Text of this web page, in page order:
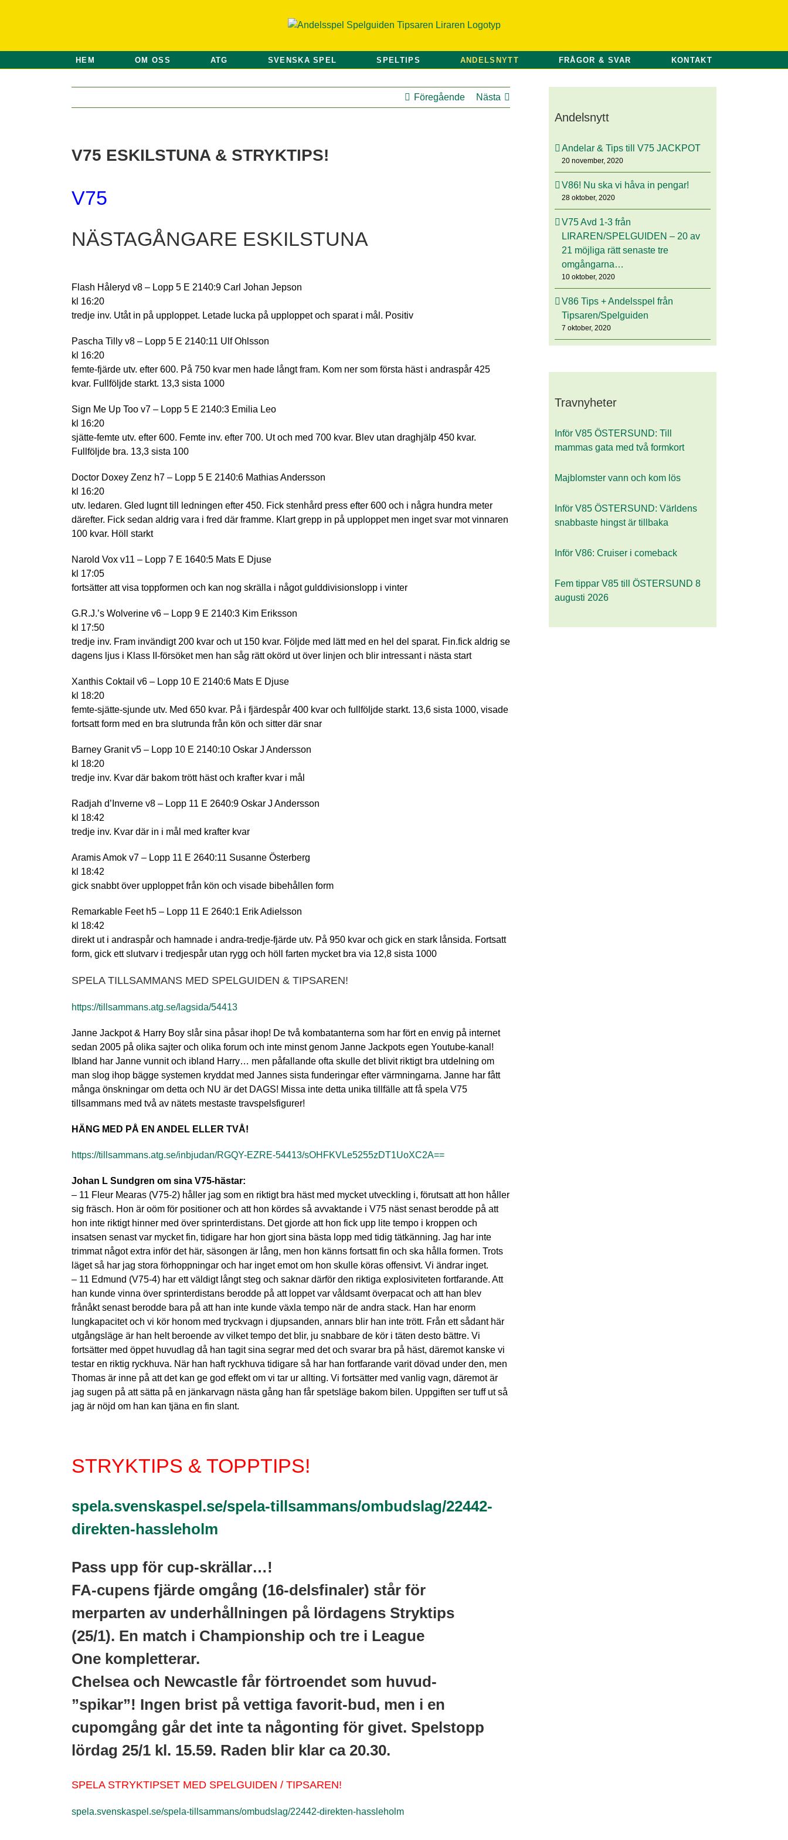
HEM OM OSS ATG SVENSKA SPEL SPELTIPS ANDELSNYTT FRÅGOR & SVAR KONTAKT
Föregående Nästa
V75 ESKILSTUNA & STRYKTIPS!
V75
NÄSTAGÅNGARE ESKILSTUNA
Flash Håleryd v8 – Lopp 5 E 2140:9 Carl Johan Jepson
kl 16:20
tredje inv. Utåt in på upploppet. Letade lucka på upploppet och sparat i mål. Positiv
Pascha Tilly v8 – Lopp 5 E 2140:11 Ulf Ohlsson
kl 16:20
femte-fjärde utv. efter 600. På 750 kvar men hade långt fram. Kom ner som första häst i andraspår 425
kvar. Fullföljde starkt. 13,3 sista 1000
Sign Me Up Too v7 – Lopp 5 E 2140:3 Emilia Leo
kl 16:20
sjätte-femte utv. efter 600. Femte inv. efter 700. Ut och med 700 kvar. Blev utan draghjälp 450 kvar.
Fullföljde bra. 13,3 sista 100
Doctor Doxey Zenz h7 – Lopp 5 E 2140:6 Mathias Andersson
kl 16:20
utv. ledaren. Gled lugnt till ledningen efter 450. Fick stenhård press efter 600 och i några hundra meter
därefter. Fick sedan aldrig vara i fred där framme. Klart grepp in på upploppet men inget svar mot vinnaren
100 kvar. Höll starkt
Narold Vox v11 – Lopp 7 E 1640:5 Mats E Djuse
kl 17:05
fortsätter att visa toppformen och kan nog skrälla i något gulddivisionslopp i vinter
G.R.J.’s Wolverine v6 – Lopp 9 E 2140:3 Kim Eriksson
kl 17:50
tredje inv. Fram invändigt 200 kvar och ut 150 kvar. Följde med lätt med en hel del sparat. Fin.fick aldrig se
dagens ljus i Klass II-försöket men han såg rätt okörd ut över linjen och blir intressant i nästa start
Xanthis Coktail v6 – Lopp 10 E 2140:6 Mats E Djuse
kl 18:20
femte-sjätte-sjunde utv. Med 650 kvar. På i fjärdespår 400 kvar och fullföljde starkt. 13,6 sista 1000, visade
fortsatt form med en bra slutrunda från kön och sitter där snar
Barney Granit v5 – Lopp 10 E 2140:10 Oskar J Andersson
kl 18:20
tredje inv. Kvar där bakom trött häst och krafter kvar i mål
Radjah d’Inverne v8 – Lopp 11 E 2640:9 Oskar J Andersson
kl 18:42
tredje inv. Kvar där in i mål med krafter kvar
Aramis Amok v7 – Lopp 11 E 2640:11 Susanne Österberg
kl 18:42
gick snabbt över upploppet från kön och visade bibehållen form
Remarkable Feet h5 – Lopp 11 E 2640:1 Erik Adielsson
kl 18:42
direkt ut i andraspår och hamnade i andra-tredje-fjärde utv. På 950 kvar och gick en stark lånsida. Fortsatt
form, gick ett slutvarv i tredjespår utan rygg och höll farten mycket bra via 12,8 sista 1000
SPELA TILLSAMMANS MED SPELGUIDEN & TIPSAREN!
https://tillsammans.atg.se/lagsida/54413
Janne Jackpot & Harry Boy slår sina påsar ihop! De två kombatanterna som har fört en envig på internet
sedan 2005 på olika sajter och olika forum och inte minst genom Janne Jackpots egen Youtube-kanal!
Ibland har Janne vunnit och ibland Harry… men påfallande ofta skulle det blivit riktigt bra utdelning om
man slog ihop bägge systemen kryddat med Jannes sista funderingar efter värmningarna. Janne har fått
många önskningar om detta och NU är det DAGS! Missa inte detta unika tillfälle att få spela V75
tillsammans med två av nätets mestaste travspelsfigurer!
HÄNG MED PÅ EN ANDEL ELLER TVÅ!
https://tillsammans.atg.se/inbjudan/RGQY-EZRE-54413/sOHFKVLe5255zDT1UoXC2A==
Johan L Sundgren om sina V75-hästar:
– 11 Fleur Mearas (V75-2) håller jag som en riktigt bra häst med mycket utveckling i, förutsatt att hon håller
sig fräsch. Hon är oöm för positioner och att hon kördes så avvaktande i V75 näst senast berodde på att
hon inte riktigt hinner med över sprinterdistans. Det gjorde att hon fick upp lite tempo i kroppen och
insatsen senast var mycket fin, tidigare har hon gjort sina bästa lopp med tidig tätkänning. Jag har inte
trimmat något extra inför det här, säsongen är lång, men hon känns fortsatt fin och ska hålla formen. Trots
läget så har jag stora förhoppningar och har inget emot om hon skulle köras offensivt. Vi ändrar inget.
– 11 Edmund (V75-4) har ett väldigt långt steg och saknar därför den riktiga explosiviteten fortfarande. Att
han kunde vinna över sprinterdistans berodde på att loppet var våldsamt överpacat och att han blev
frånåkt senast berodde bara på att han inte kunde växla tempo när de andra stack. Han har enorm
lungkapacitet och vi kör honom med tryckvagn i djupsanden, annars blir han inte trött. Från ett sådant här
utgångsläge är han helt beroende av vilket tempo det blir, ju snabbare de kör i täten desto bättre. Vi
fortsätter med öppet huvudlag då han tagit sina segrar med det och svarar bra på häst, däremot kanske vi
testar en riktig ryckhuva. När han haft ryckhuva tidigare så har han fortfarande varit dövad under den, men
Thomas är inne på att det kan ge god effekt om vi tar ur allting. Vi fortsätter med vanlig vagn, däremot är
jag sugen på att sätta på en jänkarvagn nästa gång han får spetsläge bakom bilen. Uppgiften ser tuff ut så
jag är nöjd om han kan tjäna en fin slant.
STRYKTIPS & TOPPTIPS!
spela.svenskaspel.se/spela-tillsammans/ombudslag/22442-
direkten-hassleholm
Pass upp för cup-skrällar…!
FA-cupens fjärde omgång (16-delsfinaler) står för
merparten av underhållningen på lördagens Stryktips
(25/1). En match i Championship och tre i League
One kompletterar.
Chelsea och Newcastle får förtroendet som huvud-
”spikar”! Ingen brist på vettiga favorit-bud, men i en
cupomgång går det inte ta någonting för givet. Spelstopp
lördag 25/1 kl. 15.59. Raden blir klar ca 20.30.
SPELA STRYKTIPSET MED SPELGUIDEN / TIPSAREN!
spela.svenskaspel.se/spela-tillsammans/ombudslag/22442-direkten-hassleholm
Andelsnytt
Andelar & Tips till V75 JACKPOT
20 november, 2020
V86! Nu ska vi håva in pengar!
28 oktober, 2020
V75 Avd 1-3 från
LIRAREN/SPELGUIDEN – 20 av
21 möjliga rätt senaste tre
omgångarna…
10 oktober, 2020
V86 Tips + Andelsspel från
Tipsaren/Spelguiden
7 oktober, 2020
Travnyheter
Inför V85 ÖSTERSUND: Till
mammas gata med två formkort
Majblomster vann och kom lös
Inför V85 ÖSTERSUND: Världens
snabbaste hingst är tillbaka
Inför V86: Cruiser i comeback
Fem tippar V85 till ÖSTERSUND 8
augusti 2026